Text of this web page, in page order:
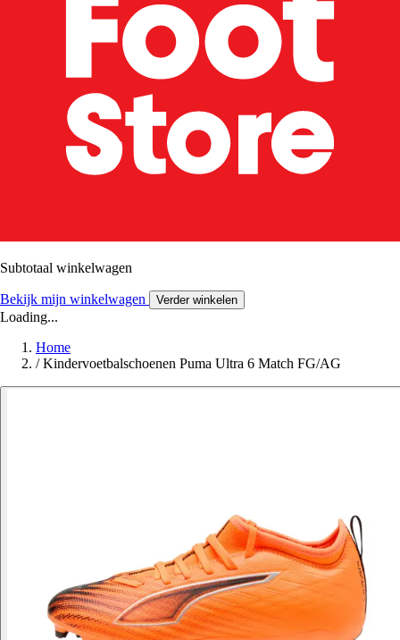
Subtotaal winkelwagen
Bekijk mijn winkelwagen Verder winkelen
Loading...
Home
/ Kindervoetbalschoenen Puma Ultra 6 Match FG/AG